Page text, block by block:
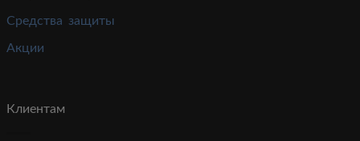
Средства защиты
Акции
Клиентам